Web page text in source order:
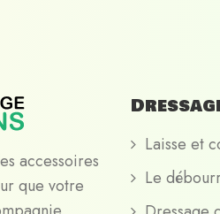
accessoires
que votre
Laisse et
Le